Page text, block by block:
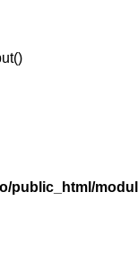
public_html/